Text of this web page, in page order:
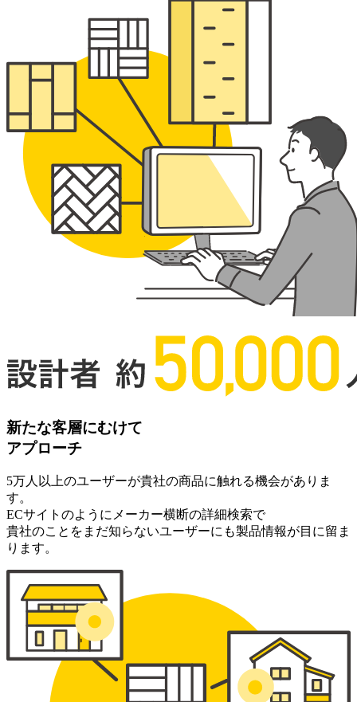
新たな客層にむけて
アプローチ
5万人以上のユーザーが貴社の商品に触れる機会がありま
す。
ECサイトのようにメーカー横断の詳細検索で
貴社のことをまだ知らないユーザーにも製品情報が目に留ま
ります。